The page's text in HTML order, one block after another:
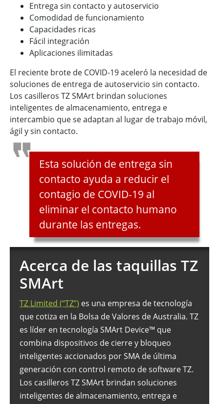
Entrega sin contacto y autoservicio
Comodidad de funcionamiento
Capacidades ricas
Fácil integración
Aplicaciones ilimitadas
El reciente brote de COVID-19 aceleró la necesidad de
soluciones de entrega de autoservicio sin contacto.
Los casilleros TZ SMArt brindan soluciones
inteligentes de almacenamiento, entrega e
intercambio que se adaptan al lugar de trabajo móvil,
ágil y sin contacto.
Esta solución de entrega sin
contacto ayuda a reducir el
contagio de COVID-19 al
eliminar el contacto humano
durante las entregas.
Acerca de las taquillas TZ
SMArt
TZ Limited (“TZ”) es una empresa de tecnología
que cotiza en la Bolsa de Valores de Australia. TZ
es líder en tecnología SMArt Device™ que
combina dispositivos de cierre y bloqueo
inteligentes accionados por SMA de última
generación con control remoto de software TZ.
Los casilleros TZ SMArt brindan soluciones
inteligentes de almacenamiento, entrega e